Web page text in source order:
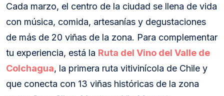
Cada marzo, el centro de la ciudad se llena de vida
con música, comida, artesanías y degustaciones
de más de 20 viñas de la zona. Para complementar
tu experiencia, está la Ruta del Vino del Valle de
Colchagua, la primera ruta vitivinícola de Chile y
que conecta con 13 viñas históricas de la zona